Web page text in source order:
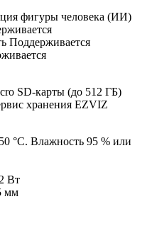
фигуры человека (ИИ)
Поддерживается
SD-карты (до 512 ГБ)
хранения EZVIZ
°C. Влажность 95 % или
Вт
мм